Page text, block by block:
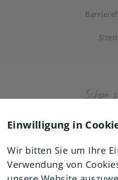
Einwilligung in
Wir bitten Sie um Ihre
Verwendung von